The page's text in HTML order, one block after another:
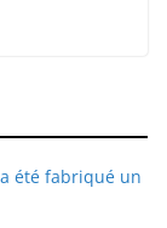
été fabriqué un